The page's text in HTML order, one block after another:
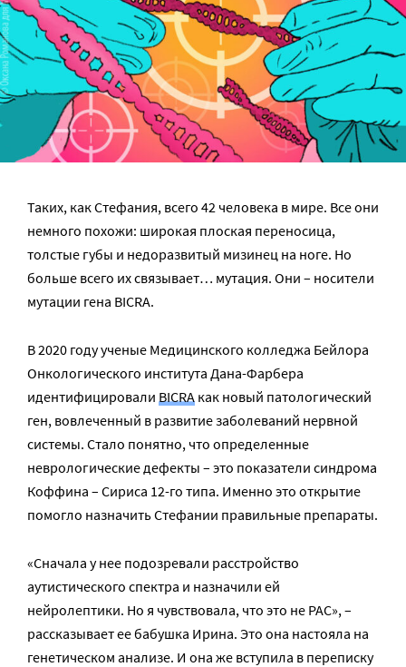
Таких, как Стефания, всего 42 человека в мире. Все они
немного похожи: широкая плоская переносица,
толстые губы и недоразвитый мизинец на ноге. Но
больше всего их связывает… мутация. Они – носители
мутации гена BICRA.
В 2020 году ученые Медицинского колледжа Бейлора
Онкологического института Дана-Фарбера
идентифицировали BICRA как новый патологический
ген, вовлеченный в развитие заболеваний нервной
системы. Стало понятно, что определенные
неврологические дефекты – это показатели синдрома
Коффина – Сириса 12-го типа. Именно это открытие
помогло назначить Стефании правильные препараты.
«Сначала у нее подозревали расстройство
аутистического спектра и назначили ей
нейролептики. Но я чувствовала, что это не РАС», –
рассказывает ее бабушка Ирина. Это она настояла на
генетическом анализе. И она же вступила в переписку